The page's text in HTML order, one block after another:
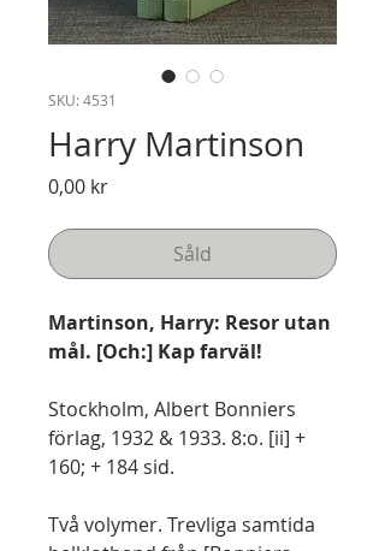
SKU: 4531
Harry Martinson
0,00 krPris
Såld
Martinson, Harry: Resor utan
mål. [Och:] Kap farväl!
Stockholm, Albert Bonniers
förlag, 1932 & 1933. 8:o. [ii] +
160; + 184 sid.
Två volymer. Trevliga samtida